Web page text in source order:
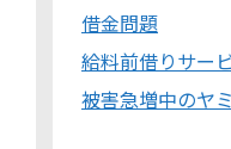
借金問題
給料前借りサー
被害急増中のヤ